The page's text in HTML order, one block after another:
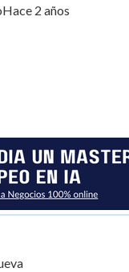
Hace 2 años